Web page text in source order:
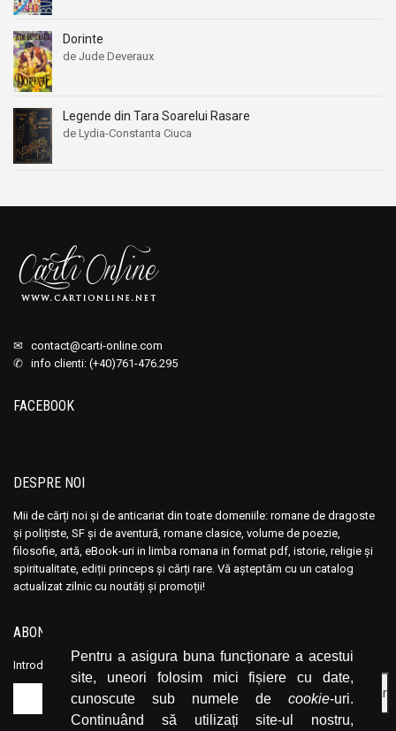
Pentru a asigura buna funcționare a acestui
site, uneori folosim mici fișiere cu date,
cunoscute sub numele de cookie-uri.
Continuând să utilizați site-ul nostru,
Dorinte
de Jude Deveraux
Legende din Tara Soarelui Rasare
de Lydia-Constanta Ciuca
✉ contact@carti-online.com
✆ info clienti: (+40)761-476.295
FACEBOOK
DESPRE NOI
Mii de cărți noi și de anticariat din toate domeniile: romane de dragoste
și polițiste, SF și de aventură, romane clasice, volume de poezie,
filosofie, artă, eBook-uri in limba romana in format pdf, istorie, religie și
spiritualitate, ediții princeps și cărți rare. Vă așteptăm cu un catalog
actualizat zilnic cu noutăți și promoții!
ABONEAZĂ-TE LA NEWSLETTER
Introduceți adresa dvs. de email și dați click pe butonul de abonare.